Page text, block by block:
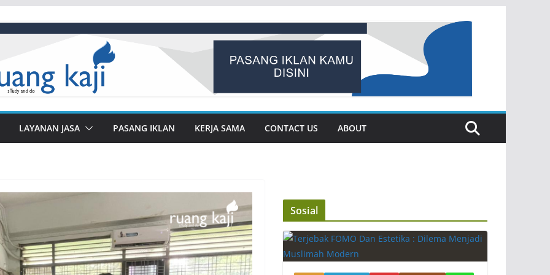
LAYANAN JASA PASANG IKLAN KERJA SAMA CONTACT US ABOUT
Sosial